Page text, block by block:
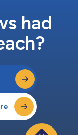
，实时支付量预计将
had